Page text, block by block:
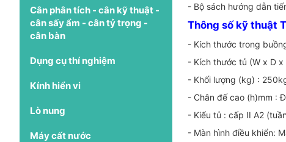
Cân phân tích - cân kỹ thuật -
cân sấy ẩm - cân tỷ trọng -
cân bàn
Dụng cụ thí nghiệm
Kính hiển vi
Lò nung
Máy cất nước
- Bộ sách hướng dẫn
Thông số kỹ thuật
- Kích thước trong
- Kích thước tủ (W x D
- Khối lượng (kg) :
- Chân đế cao (h)mm :
- Kiểu tủ : cấp II A2
- Màn hình điều khiển: